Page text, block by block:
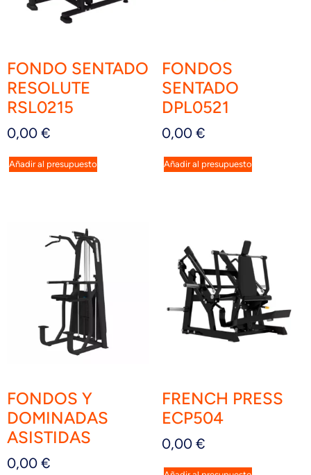
FONDO SENTADO
RESOLUTE
RSL0215
0,00 €
Añadir al presupuesto
FONDOS
SENTADO
DPL0521
0,00 €
Añadir al presupuesto
FONDOS Y
DOMINADAS
ASISTIDAS
0,00 €
FRENCH PRESS
ECP504
0,00 €